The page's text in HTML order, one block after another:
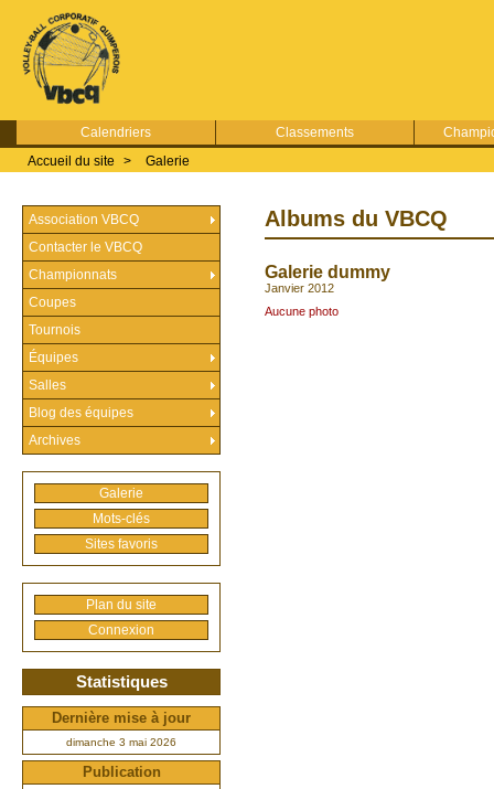
Calendriers Classements
Accueil du site
> Galerie
Albums du VBCQ
Galerie dummy
Janvier 2012
Aucune photo
Association VBCQ
Contacter le VBCQ
Championnats
Coupes
Tournois
Équipes
Salles
Blog des équipes
Archives
Galerie
Mots-clés
Sites favoris
Plan du site
Connexion
Statistiques
Dernière mise à jour
dimanche 3 mai 2026
Publication